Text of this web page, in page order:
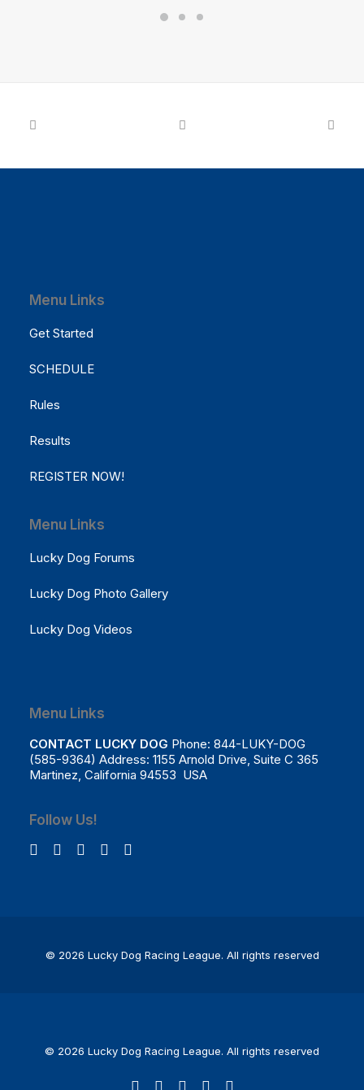
Menu Links
Get Started
SCHEDULE
Rules
Results
REGISTER NOW!
Menu Links
Lucky Dog Forums
Lucky Dog Photo Gallery
Lucky Dog Videos
Menu Links
CONTACT LUCKY DOG Phone: 844-LUKY-DOG
(585-9364) Address: 1155 Arnold Drive, Suite C 365
Martinez, California 94553 USA
Follow Us!
© 2026 Lucky Dog Racing League. All rights reserved
© 2026 Lucky Dog Racing League. All rights reserved